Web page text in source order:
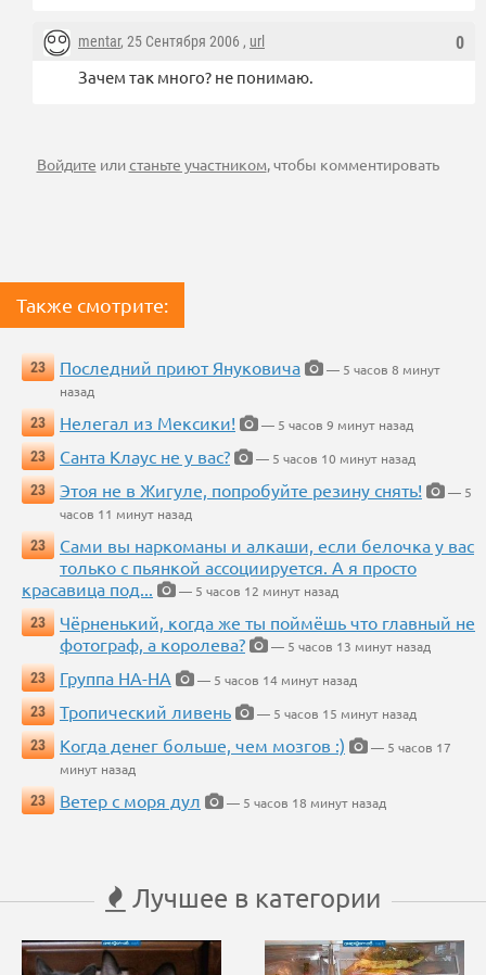
0
mentar, 25 Сентября 2006 , url
Зачем так много? не понимаю.
Войдите илистаньте участником, чтобы комментировать
Также смотрите:
23 Последний приют Януковича
— 5 часов 8 минут
назад
23
Нелегал из Мексики!
— 5 часов 9 минут назад
23
Санта Клаус не у вас?
— 5 часов 10 минут назад
23
Этоя не в Жигуле, попробуйте резину снять!
— 5
часов 11 минут назад
23
Сами вы наркоманы и алкаши, если белочка у вас
только с пьянкой ассоциируется. А я просто
красавица под...
— 5 часов 12 минут назад
23
Чёрненький, когда же ты поймёшь что главный не
фотограф, а королева?
— 5 часов 13 минут назад
23
Группа НА-НА
— 5 часов 14 минут назад
23
Тропический ливень
— 5 часов 15 минут назад
23
Когда денег больше, чем мозгов :)
— 5 часов 17
минут назад
23
Ветер с моря дул — 5 часов 18 минут назад
Лучшее в категории